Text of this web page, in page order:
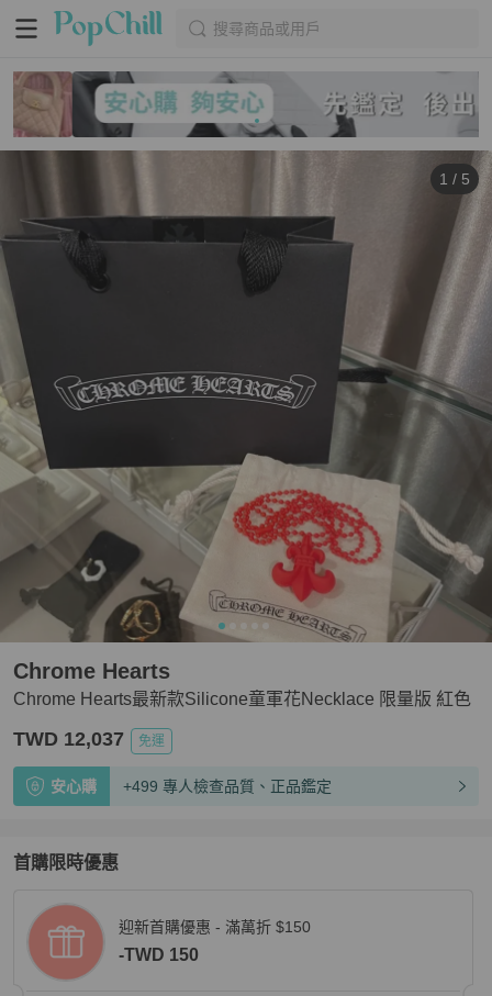
搜尋商品或用戶
1 / 5
Chrome Hearts最新款Silicone童軍花Necklace 限量版 紅色
Chrome Hearts
TWD 12,037 免運
安心購 +499 專人檢查品質、正品鑑定
首購限時優惠
迎新首購優惠 - 滿萬折 $150
-TWD 150